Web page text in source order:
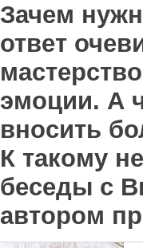
Зачем
ответ
эмоции. А
вносить
К такому
беседы с
автором